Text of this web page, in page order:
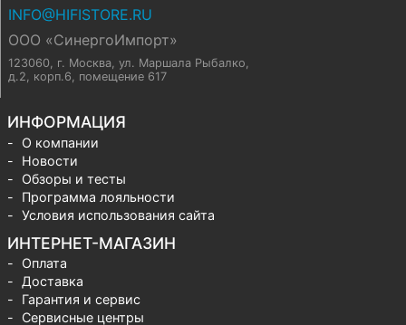
INFO@HIFISTORE.RU
ООО «СинергоИмпорт»
123060, г. Москва, ул. Маршала Рыбалко,
д.2, корп.6, помещение 617
ИНФОРМАЦИЯ
О компании
Новости
Обзоры и тесты
Программа лояльности
Условия использования сайта
ИНТЕРНЕТ-МАГАЗИН
Оплата
Доставка
Гарантия и сервис
Сервисные центры